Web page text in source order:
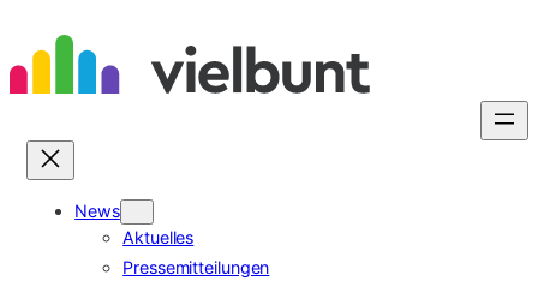
Inhalt
springen
News
Aktuelles
Pressemitteilungen